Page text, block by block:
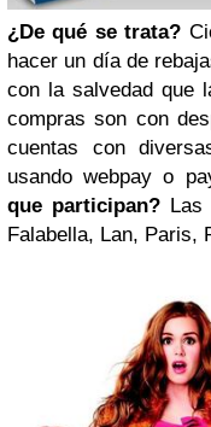
¿De qué se trata?
hacer un día de
con la salvedad que
compras son con
cuentas con
usando webpay o
que participan?
Falabella, Lan, Paris,